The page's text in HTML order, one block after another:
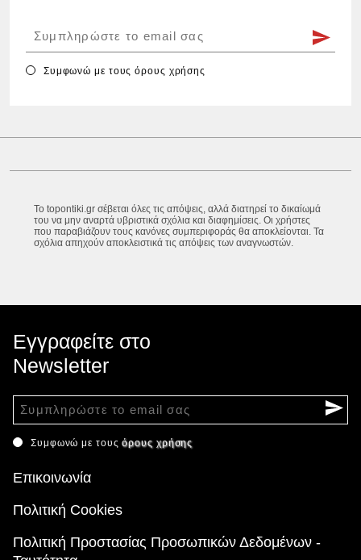
Συμφωνώ με τουςόρους χρήσης
Το topontiki.gr σέβεται όλες τις απόψεις, αλλά διατηρεί το δικαίωμά
του να μην αναρτά υβριστικά σχόλια και διαφημίσεις. Οι χρήστες
που παραβιάζουν τους κανόνες συμπεριφοράς θα αποκλείονται. Τα
σχόλια απηχούν αποκλειστικά τις απόψεις των αναγνωστών.
Εγγραφείτε στο
Newsletter
Συμφωνώ με τουςόρους χρήσης
Επικοινωνία
Πολιτική Cookies
Πολιτική Προστασίας Προσωπικών Δεδομένων -